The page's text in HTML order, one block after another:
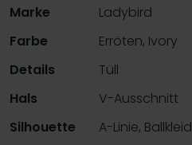
Marke
Ladybird
Farbe
Erröten, Ivory
Details
Tüll
Hals
V-Ausschnitt
Silhouette
A-Linie, Ballkleid